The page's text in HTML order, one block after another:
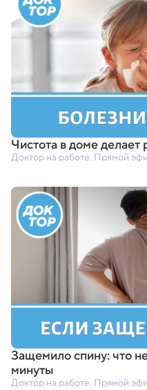
Чистота в доме
Доктор на работе. Прямой
Защемило спину: что
минуты
Доктор на работе. Прямой